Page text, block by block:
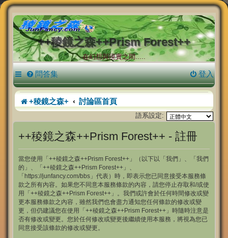
++稜鏡之森++Prism Forest++
在幻想與現實之間.....
問答集 登入
+稜鏡之森+ 討論區首頁
語系設定:
++稜鏡之森++Prism Forest++ - 註冊
當您使用「++稜鏡之森++Prism Forest++」（以下以「我們」、「我們
的」、「++稜鏡之森++Prism Forest++」、
「https://junfancy.com/bbs」代表）時，即表示您已同意接受本服務條
款之所有內容。如果您不同意本服務條款的內容，請您停止存取和/或使
用「++稜鏡之森++Prism Forest++」。我們或許會於任何時間修改或變
更本服務條款之內容，雖然我們也會盡力通知您任何條款的修改或變
更，但仍建議您在使用「++稜鏡之森++Prism Forest++」時隨時注意是
否有修改或變更。您於任何修改或變更後繼續使用本服務，將視為您已
同意接受該條款的修改或變更。